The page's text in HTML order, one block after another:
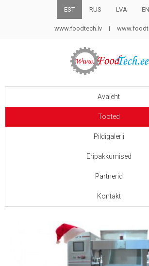
EST RUS LVA
www.foodtech.lv
Avaleht
Tooted
Pildigalerii
Eripakkumised
Partnerid
Kontakt